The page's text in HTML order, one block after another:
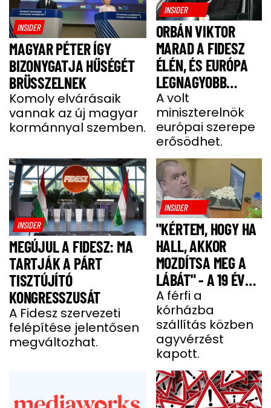
INSIDER
MAGYAR PÉTER ÍGY
BIZONYGATJA HŰSÉGÉT
BRÜSSZELNEK
Komoly elvárásaik
vannak az új magyar
kormánnyal szemben.
INSIDER
ORBÁN VIKTOR
MARAD A FIDESZ
ÉLÉN, ÉS EURÓPA
LEGNAGYOBB
JOBBOLDALI
SZÖVETSÉGÉT
ÉPÍTI TOVÁBB
A volt
miniszterelnök
európai szerepe
erősödhet.
INSIDER
MEGÚJUL A FIDESZ: MA
TARTJÁK A PÁRT
TISZTÚJÍTÓ
KONGRESSZUSÁT
A Fidesz szervezeti
felépítése jelentősen
megváltozhat.
INSIDER
"KÉRTEM, HOGY HA
HALL, AKKOR
MOZDÍTSA MEG A
LÁBÁT" - A 19 ÉVES
BENCE HÓNAPOKIG
KÓMÁBAN FEKÜDT
A BALESETE UTÁN
A férfi a
kórházba
szállítás közben
agyvérzést
kapott.